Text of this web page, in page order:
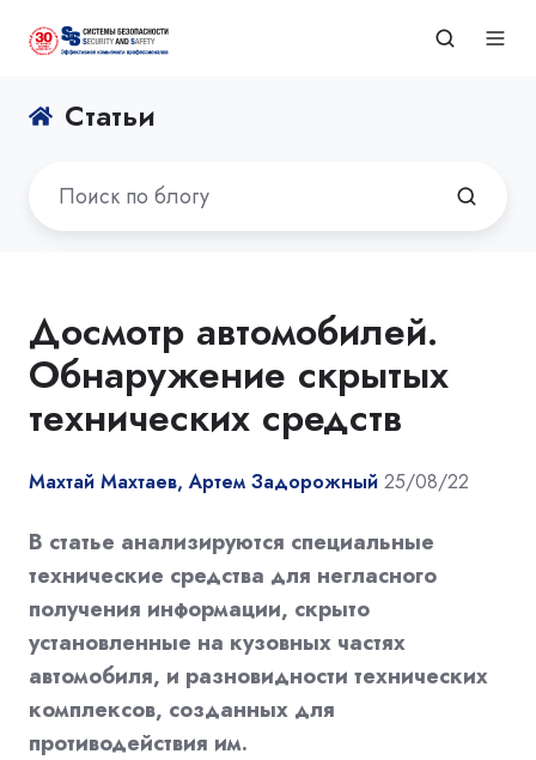
Статьи
Досмотр автомобилей.
Обнаружение скрытых
технических средств
Махтай Махтаев, Артем Задорожный 25/08/22
В статье анализируются специальные
технические средства для негласного
получения информации, скрыто
установленные на кузовных частях
автомобиля, и разновидности технических
комплексов, созданных для
противодействия им.